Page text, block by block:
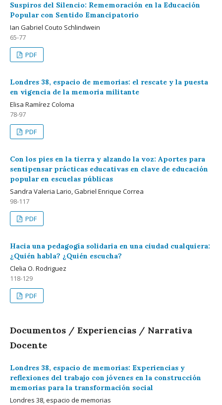
Suspiros del Silencio: Rememoración en la Educación
Popular con Sentido Emancipatorio
Ian Gabriel Couto Schlindwein
65-77
PDF
Londres 38, espacio de memorias: el rescate y la puesta
en vigencia de la memoria militante
Elisa Ramírez Coloma
78-97
PDF
Con los pies en la tierra y alzando la voz: Aportes para
sentipensar prácticas educativas en clave de educación
popular en escuelas públicas
Sandra Valeria Lario, Gabriel Enrique Correa
98-117
PDF
Hacia una pedagogía solidaria en una ciudad cualquiera:
¿Quién habla? ¿Quién escucha?
Clelia O. Rodriguez
118-129
PDF
Documentos / Experiencias / Narrativa
Docente
Londres 38, espacio de memorias: Experiencias y
reflexiones del trabajo con jóvenes en la construcción
memorias para la transformación social
Londres 38, espacio de memorias